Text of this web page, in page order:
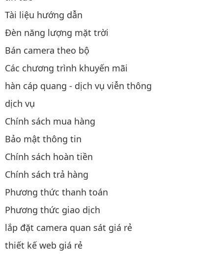
Tài liệu hướng dẫn
Đèn năng lượng mặt trời
Bán camera theo bộ
Các chương trình khuyến mãi
hàn cáp quang - dịch vụ viễn thông
dịch vụ
Chính sách mua hàng
Bảo mật thông tin
Chính sách hoàn tiền
Chính sách trả hàng
Phương thức thanh toán
Phương thức giao dịch
lắp đặt camera quan sát giá rẻ
thiết kế web giá rẻ